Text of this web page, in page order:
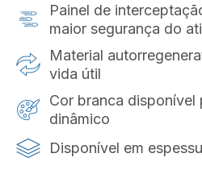
Painel de
maior segurança do
Material
vida útil
Cor branca
dinâmico
Disponível em